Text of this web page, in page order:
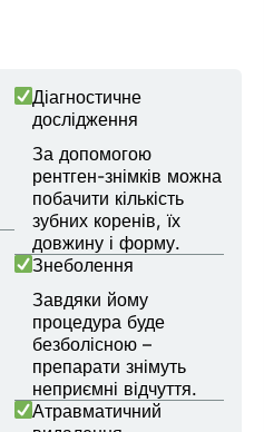
Діагностичне
дослідження
За допомогою
рентген-знімків можна
побачити кількість
зубних коренів, їх
довжину і форму.
Знеболення
Завдяки йому
процедура буде
безболісною –
препарати знімуть
неприємні відчуття.
Атравматичний